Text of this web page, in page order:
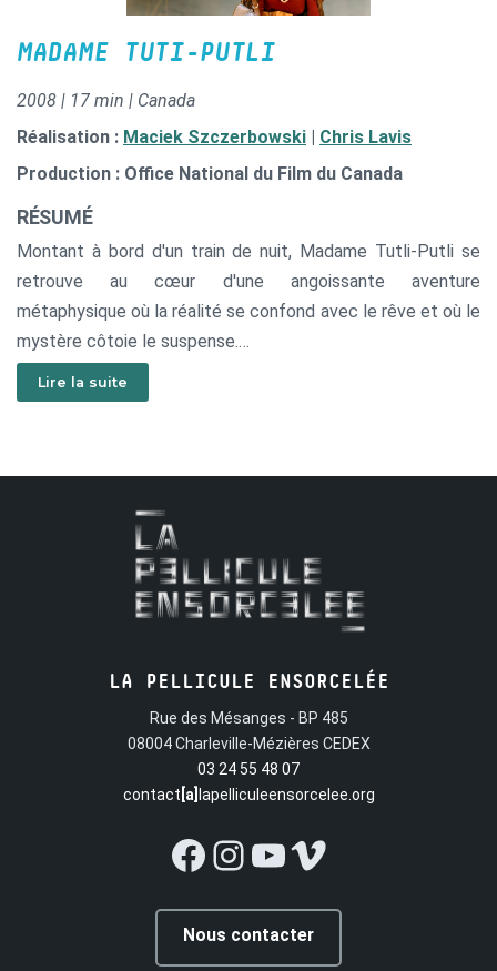
MADAME TUTI-PUTLI
2008 | 17 min | Canada
Réalisation : Maciek Szczerbowski | Chris Lavis
Production : Office National du Film du Canada
RÉSUMÉ
Montant à bord d'un train de nuit, Madame Tutli-Putli se
retrouve au cœur d'une angoissante aventure
métaphysique où la réalité se confond avec le rêve et où le
mystère côtoie le suspense.
Thriller jungien? Suspense hitchcockien? Tour de force
artistique? Montez à bord, le train de nuit vous attend…
Lire la suite
LA PELLICULE ENSORCELÉE
Rue des Mésanges - BP 485
08004 Charleville-Mézières CEDEX
03 24 55 48 07
contact [a] lapelliculeensorcelee.org
Facebook
Instagram
YouTube
Vimeo
Nous contacter